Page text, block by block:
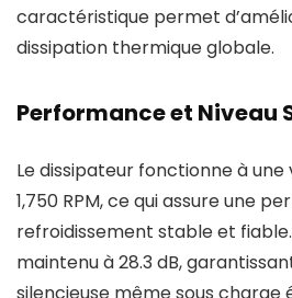
caractéristique permet
dissipation thermique globale.
Performance et Niveau
Le dissipateur fonctionne à
1,750 RPM, ce qui assure une
refroidissement stable et
maintenu à 28.3 dB,